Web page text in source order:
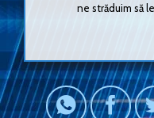
ne străduim să